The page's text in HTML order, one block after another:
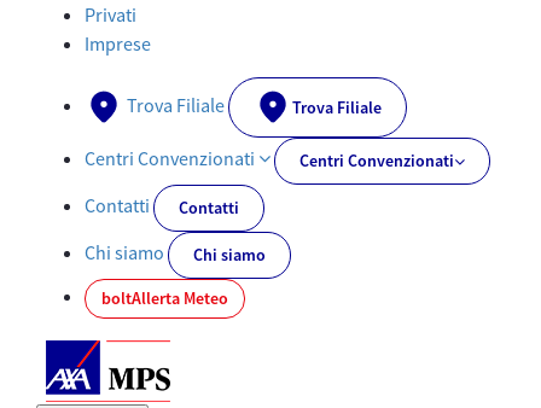
Documenti PRIIPs - AXA-MPS.IT
Privati
Imprese
Trova Filiale Trova Filiale
Centri Convenzionati Centri Convenzionati
Contatti Contatti
Chi siamo
Chi siamo
boltAllerta Meteo